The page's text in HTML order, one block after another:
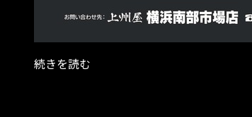
続きを読む